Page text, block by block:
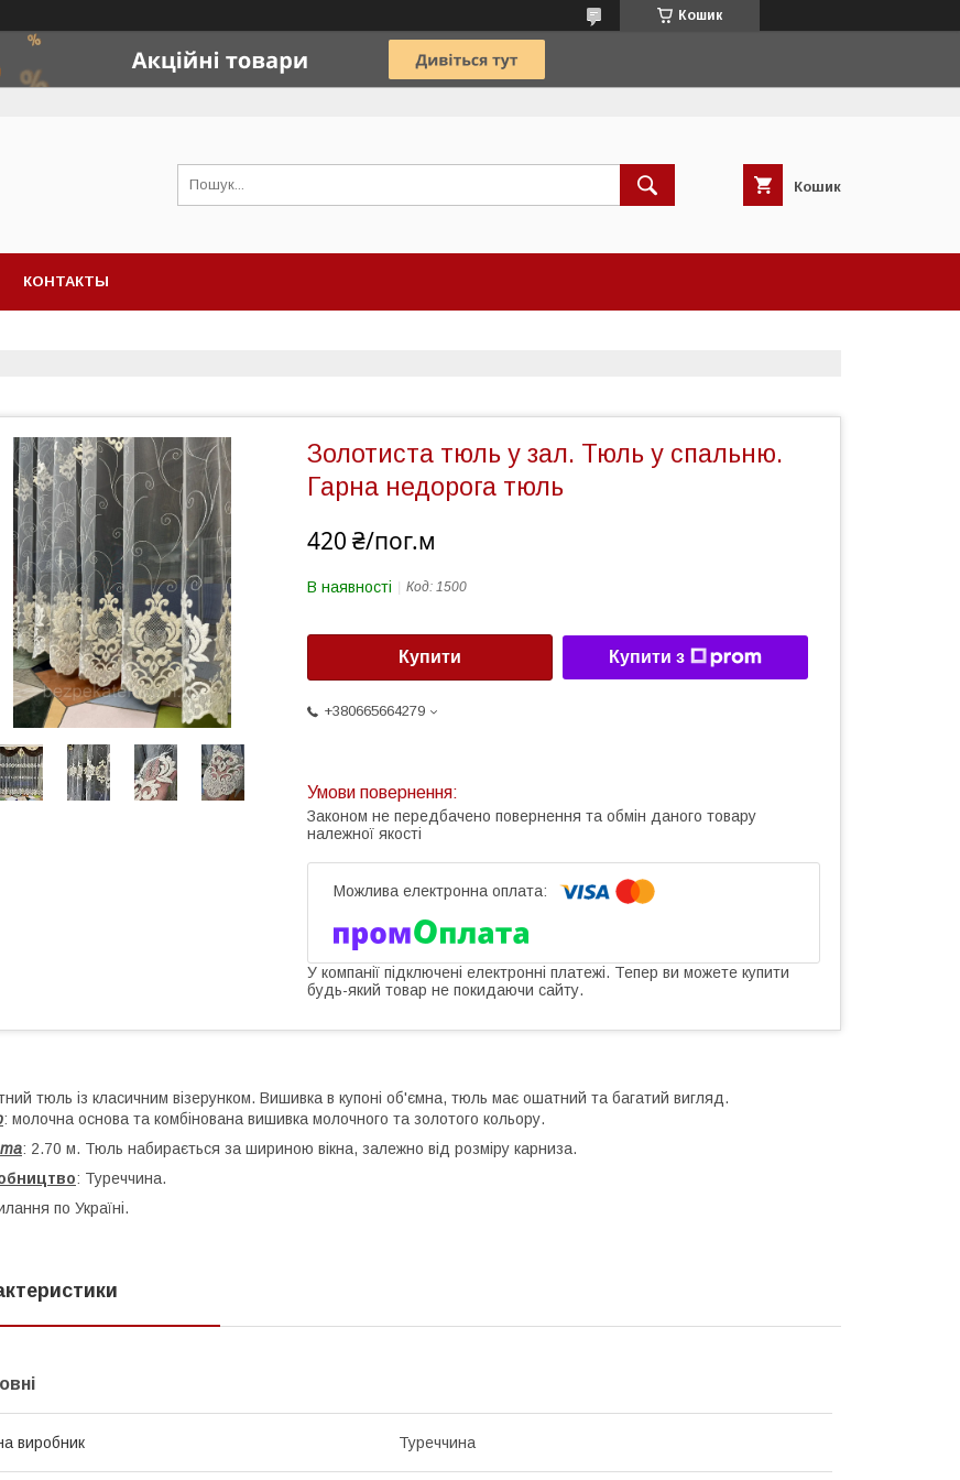
Кошик
Кошик
КОНТАКТЫ
Золотиста тюль у зал. Тюль у спальню.
Гарна недорога тюль
420 ₴/пог.м
В наявності Код: 1500
Купити Купити з
+380665664279
Законом не передбачено повернення та обмін даного товару
належної якості
У компанії підключені електронні платежі. Тепер ви можете купити
будь-який товар не покидаючи сайту.
тюль із класичним візерунком. Вишивка в купоні об'ємна, тюль має ошатний та багатий вигляд.
: молочна основа та комбінована вишивка молочного та золотого кольору.
: 2.70 м. Тюль набирається за шириною вікна, залежно від розміру карниза.
: Туреччина.
по Україні.
виробник Туреччина